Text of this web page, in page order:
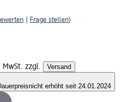
Frage stellen)
MwSt. zzgl. Versand
nicht erhöht seit 24.01.2024